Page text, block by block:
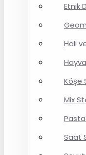
Etnik
Halı
Köşe
Mix
Saat